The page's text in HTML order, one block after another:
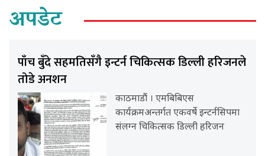
अपडेट
पाँच बुँदे सहमतिसँगै इन्टर्न चिकित्सक डिल्ली हरिजनले
तोडे अनशन
काठमाडौं । एमबिबिएस
कार्यक्रमअन्तर्गत एकवर्षे इन्टर्नसिपमा
संलग्न चिकित्सक डिल्ली हरिजन